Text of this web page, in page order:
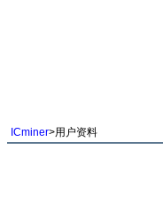
ICminer>用户资料